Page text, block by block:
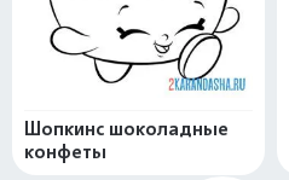
Шопкинс шоколадные
конфеты